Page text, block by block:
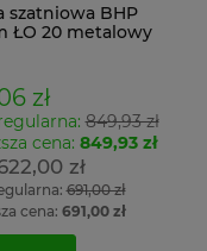
szatniowa BHP
ŁO 20 metalowy
zł
849,93 zł
cena: 849,93 zł
zł
691,00 zł
cena: 691,00 zł